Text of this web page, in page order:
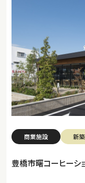
商業施設 新築
豊橋市曙コーヒーシ